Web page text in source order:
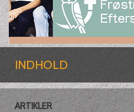
INDHOLD
ARTIKLER